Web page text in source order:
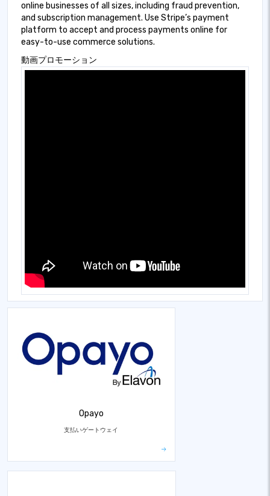
online businesses of all sizes, including fraud prevention,
and subscription management. Use Stripe’s payment
platform to accept and process payments online for
easy-to-use commerce solutions.
動画プロモーション
Opayo
支払いゲートウェイ